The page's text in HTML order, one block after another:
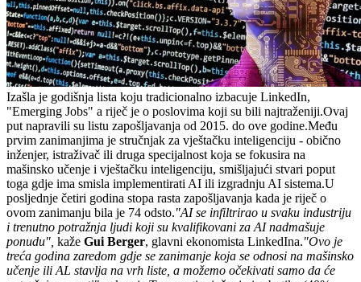
Izašla je godišnja lista koju tradicionalno izbacuje LinkedIn,
"Emerging Jobs" a riječ je o poslovima koji su bili najtraženiji.Ovaj
put napravili su listu zapošljavanja od 2015. do ove godine.Među
prvim zanimanjima je stručnjak za vještačku inteligenciju - obično
inženjer, istraživač ili druga specijalnost koja se fokusira na
mašinsko učenje i vještačku inteligenciju, smišljajući stvari poput
toga gdje ima smisla implementirati AI ili izgradnju AI sistema.U
posljednje četiri godina stopa rasta zapošljavanja kada je riječ o
ovom zanimanju bila je 74 odsto."AI se infiltrirao u svaku industriju
i trenutno potražnja ljudi koji su kvalifikovani za AI nadmašuje
ponudu", kaže Gui Berger, glavni ekonomista LinkedIna."Ovo je
treća godina zaredom gdje se zanimanje koja se odnosi na mašinsko
učenje ili AL stavlja na vrh liste, a možemo očekivati samo da će